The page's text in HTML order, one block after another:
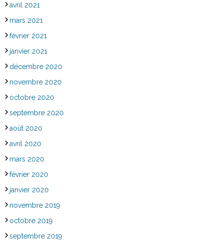
avril 2021
mars 2021
février 2021
janvier 2021
décembre 2020
novembre 2020
octobre 2020
septembre 2020
août 2020
avril 2020
mars 2020
février 2020
janvier 2020
novembre 2019
octobre 2019
septembre 2019